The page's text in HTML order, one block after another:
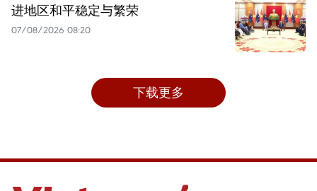
进地区和平稳定与繁荣
07/08/2026 08:20
下载更多